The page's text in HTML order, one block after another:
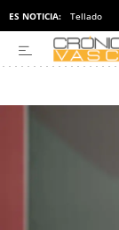
ES NOTICIA: Tellado